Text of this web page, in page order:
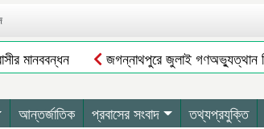
মানববন্ধন জগন্নাথপুরে জুলাই গণঅভ্যুত্থান
আগেই ব্যারিস্টার সুমনের জামিন স্থগিত
আন্তর্জাতিক প্রবাসের সংবাদ তথ্যপ্রযুক্তি